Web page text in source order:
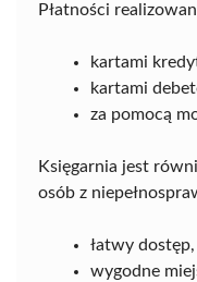
Płatności
kartami
kartami
za pomocą
Księgarnia jest
osób z
łatwy dostęp,
wygodne